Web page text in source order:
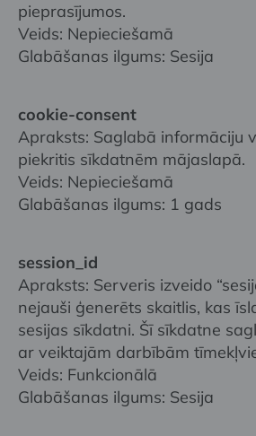
pieprasījumos.
Veids: Nepieciešamā
Glabāšanas ilgums: Sesija
cookie-consent
Apraksts: Saglabā informāciju
piekritis sīkdatnēm mājaslapā.
Veids: Nepieciešamā
Glabāšanas ilgums: 1 gads
session_id
Apraksts: Serveris izveido
nejauši ģenerēts skaitlis, kas
sesijas sīkdatni. Šī sīkdatne
ar veiktajām darbībām
Veids: Funkcionālā
Glabāšanas ilgums: Sesija